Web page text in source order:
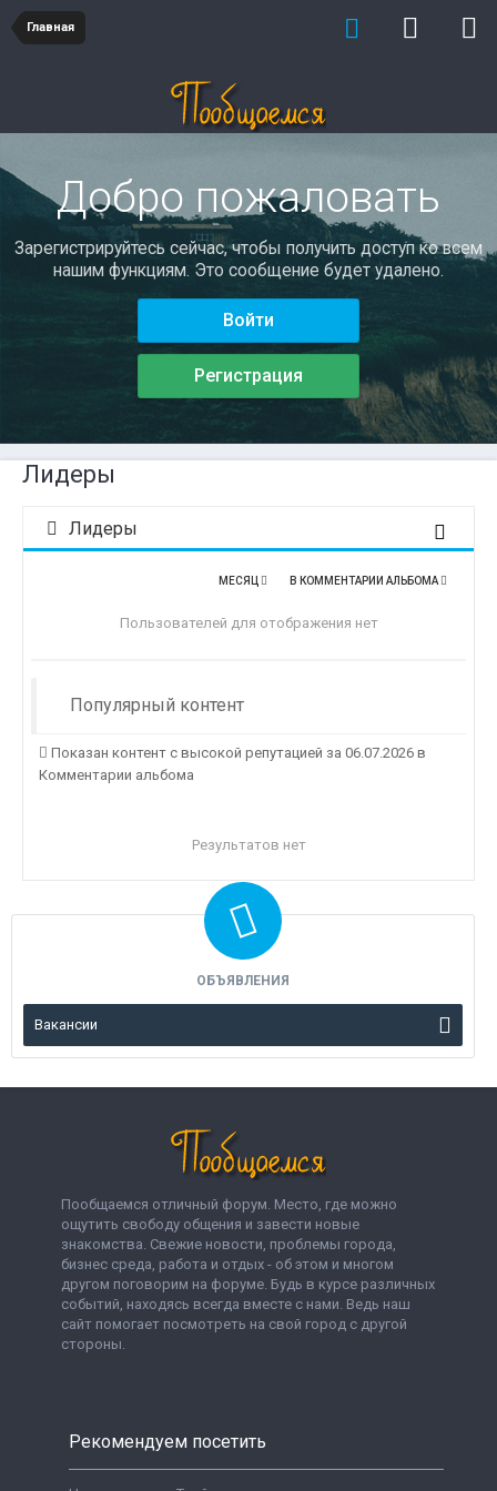
Главная
Добро пожаловать
Зарегистрируйтесь сейчас, чтобы получить доступ ко всем
нашим функциям. Это сообщение будет удалено.
Войти
Регистрация
Лидеры
Лидеры
В КОММЕНТАРИИ АЛЬБОМА
МЕСЯЦ
Пользователей для отображения нет
Популярный контент
Показан контент с высокой репутацией за 06.07.2026 в
Комментарии альбома
Результатов нет
ОБЪЯВЛЕНИЯ
Вакансии
Пообщаемся отличный форум. Место, где можно
ощутить свободу общения и завести новые
знакомства. Свежие новости, проблемы города,
бизнес среда, работа и отдых - об этом и многом
другом поговорим на форуме. Будь в курсе различных
событий, находясь всегда вместе с нами. Ведь наш
сайт помогает посмотреть на свой город с другой
стороны.
Рекомендуем посетить